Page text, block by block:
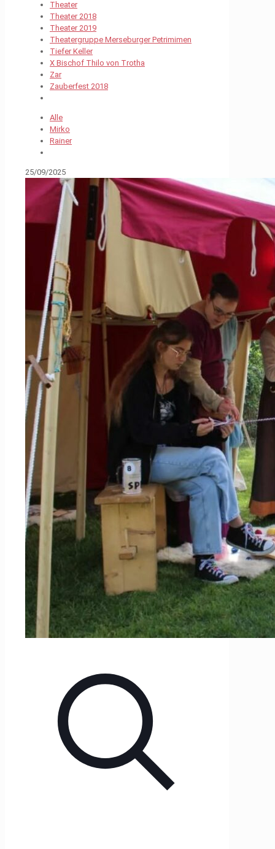
Theater
Theater 2018
Theater 2019
Theatergruppe Merseburger Petrimimen
Tiefer Keller
X Bischof Thilo von Trotha
Zar
Zauberfest 2018
Alle
Mirko
Rainer
25/09/2025